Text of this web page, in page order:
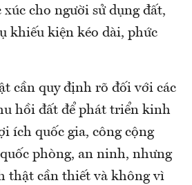
xúc cho người sử dụng đất,
khiếu kiện kéo dài, phức
cần quy định rõ đối với các
hồi đất để phát triển kinh
ích quốc gia, công cộng
phòng, an ninh, nhưng
thật cần thiết và không vì